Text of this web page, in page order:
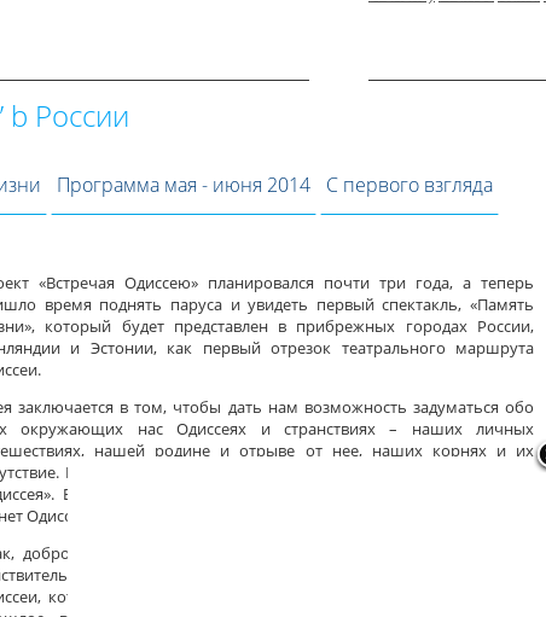
b России
Программа мая - июня 2014 С первого взгляда
«Встречая Одиссею» планировался почти три года, а теперь
время поднять паруса и увидеть первый спектакль, «Память
который будет представлен в прибрежных городах России,
и Эстонии, как первый отрезок театрального маршрута
заключается в том, чтобы дать нам возможность задуматься обо
окружающих нас Одиссеях и странствиях – наших личных
нашей родине и отрыве от нее, наших корнях и их
Все это может быть составляющими глобальной метафоры
В то же время, путешествия на борту парусника «Хоппет»
Одиссеей в прямом смысле этого слова.
добро пожаловать на борт нашего путешествия. Для меня это
большая гордость – представить Вам первую часть этой
которая поведет Вас в потаенные уголки Вашей памяти, где